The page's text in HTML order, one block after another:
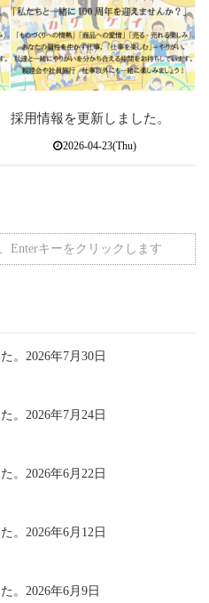
採用情報を更新しました。
2026-04-23(Thu)
。 2026年7月30日
。 2026年7月24日
。 2026年6月22日
。 2026年6月12日
。 2026年6月9日